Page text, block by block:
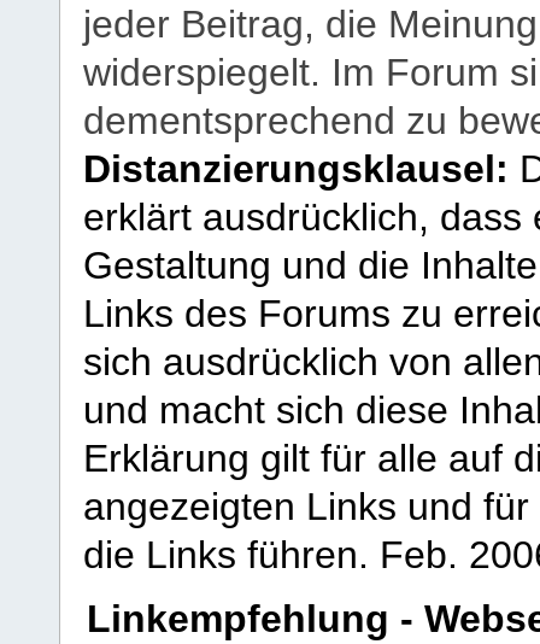
jeder Beitrag, die
widerspiegelt. Im Forum
dementsprechend zu
Distanzierungsklausel:
erklärt ausdrücklich,
Gestaltung und die
Links des Forums zu
sich ausdrücklich von
und macht sich diese
Erklärung gilt für alle auf
angezeigten Links und
die Links führen. Feb.
Linkempfehlung -